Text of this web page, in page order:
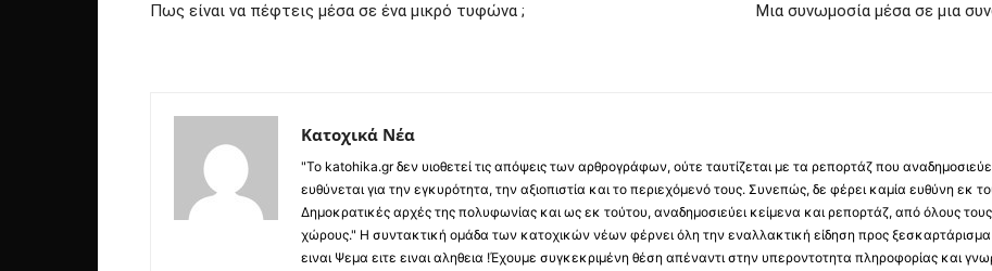
Πως είναι να πέφτεις μέσα σε ένα μικρό τυφώνα ;
Μια συνωμοσία μέσα σε μια
Κατοχικά Νέα
"Το katohika.gr δεν υιοθετεί τις απόψεις των αρθρογράφων, ούτε ταυτίζεται με τα ρεπορτάζ που
ευθύνεται για την εγκυρότητα, την αξιοπιστία και το περιεχόμενό τους. Συνεπώς, δε φέρει καμία ευθύνη εκ
Δημοκρατικές αρχές της πολυφωνίας και ως εκ τούτου, αναδημοσιεύει κείμενα και ρεπορτάζ, από όλους τους
χώρους." Η συντακτική ομάδα των κατοχικών νέων φέρνει όλη την εναλλακτική είδηση προς
ειναι Ψεμα ειτε ειναι αληθεια !Έχουμε συγκεκριμένη θέση απέναντι στην υπεροντοτητα πληροφορίας και